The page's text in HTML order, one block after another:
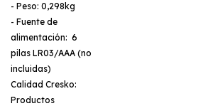
- Peso: 0,298kg
- Fuente de
alimentación: 6
pilas LR03/AAA (no
incluidas)
Calidad Cresko:
Productos